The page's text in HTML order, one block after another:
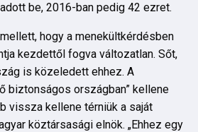
be, 2016-ban pedig 42 ezret.
hogy a menekültkérdésben
kezdettől fogva változatlan. Sőt,
is közeledett ehhez. A
biztonságos országban” kellene
vissza kellene térniük a saját
köztársasági elnök. „Ehhez egy